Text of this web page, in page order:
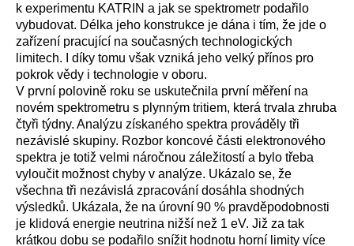
k experimentu KATRIN a jak se spektrometr podařilo
vybudovat. Délka jeho konstrukce je dána i tím, že jde o
zařízení pracující na současných technologických
limitech. I díky tomu však vzniká jeho velký přínos pro
pokrok vědy i technologie v oboru.
V první polovině roku se uskutečnila první měření na
novém spektrometru s plynným tritiem, která trvala zhruba
čtyři týdny. Analýzu získaného spektra prováděly tři
nezávislé skupiny. Rozbor koncové části elektronového
spektra je totiž velmi náročnou záležitostí a bylo třeba
vyloučit možnost chyby v analýze. Ukázalo se, že
všechna tři nezávislá zpracování dosáhla shodných
výsledků. Ukázala, že na úrovní 90 % pravděpodobnosti
je klidová energie neutrina nižší než 1 eV. Již za tak
krátkou dobu se podařilo snížit hodnotu horní limity více